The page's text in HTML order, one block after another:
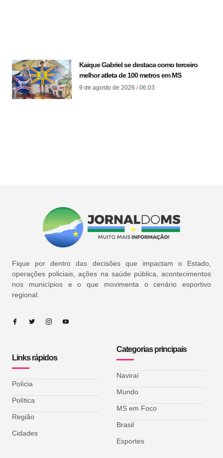
Kaique Gabriel se destaca como terceiro
melhor atleta de 100 metros em MS
9 de agosto de 2026 06:03
Fique por dentro das decisões que impactam o Estado,
operações policiais, ações na saúde pública, acontecimentos
nos municípios e o que movimenta o cenário esportivo
regional.
Links rápidos
Polícia
Política
Região
Cidades
Categorias principais
Naviraí
Mundo
MS em Foco
Brasil
Esportes